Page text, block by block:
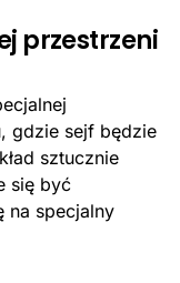
przestrzeni
gdzie sejf będzie
sztucznie
się być
na specjalny